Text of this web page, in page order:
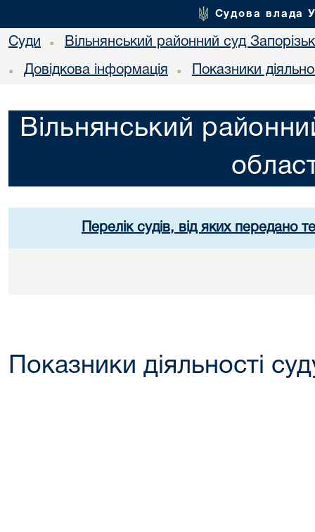
Судова влада
Суди • Вільнянський районний суд
• Довідкова інформація • Показники
Вільнянський
Перелік судів, від яких передано
Показники діяльності